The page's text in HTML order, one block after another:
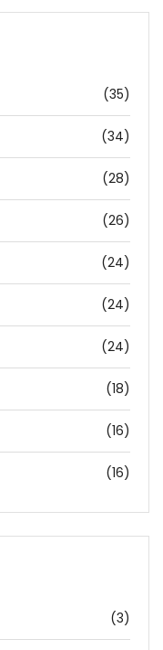
(35)
(34)
(28)
(26)
(24)
(24)
(24)
(18)
(16)
(16)
(3)